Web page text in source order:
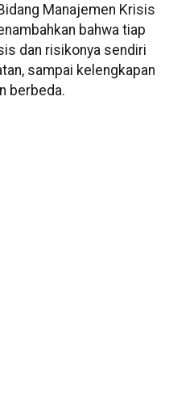
Manajemen Krisis
bahwa tiap
dan risikonya sendiri
sampai kelengkapan
berbeda.